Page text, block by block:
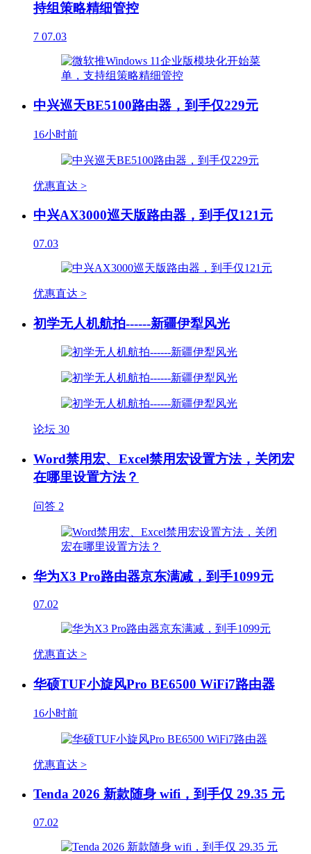
持组策略精细管控
7 07.03
中兴巡天BE5100路由器，到手仅229元
16小时前
优惠直达 >
中兴AX3000巡天版路由器，到手仅121元
07.03
优惠直达 >
初学无人机航拍------新疆伊犁风光
论坛 30
Word禁用宏、Excel禁用宏设置方法，关闭宏
在哪里设置方法？
问答 2
华为X3 Pro路由器京东满减，到手1099元
07.02
优惠直达 >
华硕TUF小旋风Pro BE6500 WiFi7路由器
16小时前
优惠直达 >
Tenda 2026 新款随身 wifi，到手仅 29.35 元
07.02